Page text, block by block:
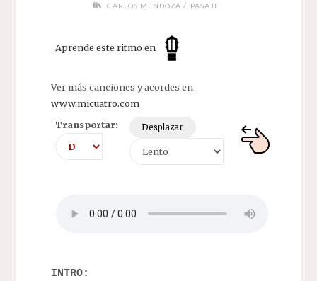
CARLOS MENDOZA / PASAJE
Aprende este ritmo en
Ver más canciones y acordes en
www.micuatro.com
Transportar:
Desplazar
INTRO: